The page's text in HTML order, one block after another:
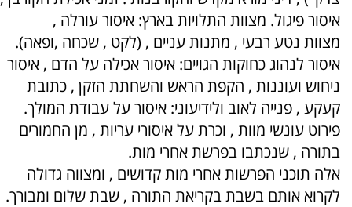
איסור פיגול. מצוות התלויות בארץ: איסור עורלה ,
מצוות נטע רבעי , מתנות עניים , (לקט , שכחה ,ופאה).
איסור לנהוג כחוקות הגויים: איסור אכילה על הדם , איסור
ניחוש ועוננות , הקפת הראש והשחתת הזקן , כתובת
קעקע , פנייה לאוב ולידיעוני: איסור על עבודת המולך.
פירוט עונשי מוות , וכרת על איסורי עריות , מן החמורים
בתורה , שנכתבו בפרשת אחרי מות.
אלה תוכני הפרשות אחרי מות קדושים , ומצווה גדולה
לקרוא אותם בשבת בקריאת התורה , שבת שלום ומבורך.